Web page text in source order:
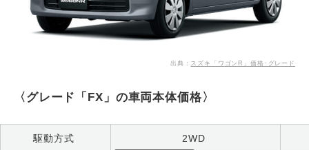
出典： スズキ「ワゴンR」価格･グレード
〈グレード「FX」の車両本体価格〉
駆動方式 2WD